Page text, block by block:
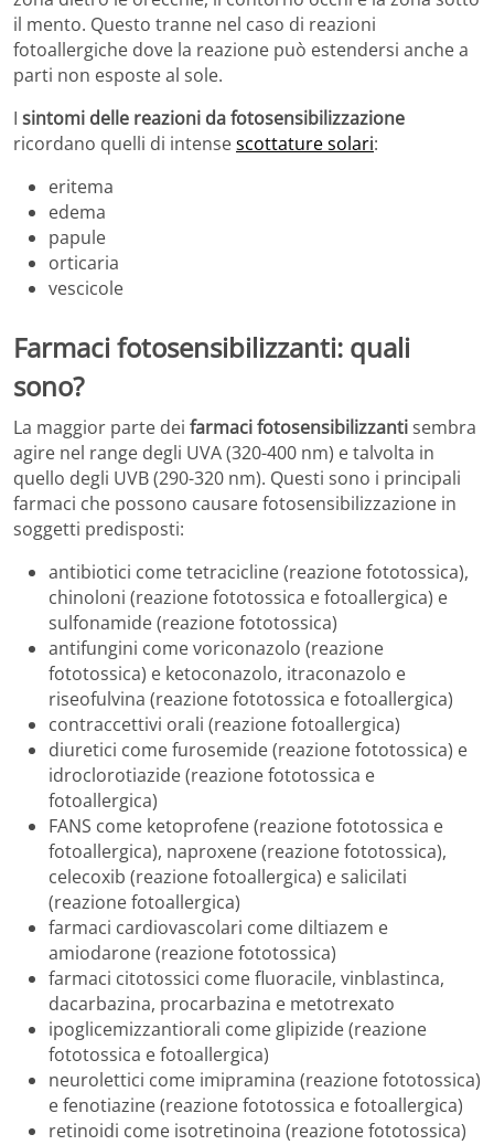
il mento. Questo tranne nel caso di reazioni
fotoallergiche dove la reazione può estendersi anche a
parti non esposte al sole.
I sintomi delle reazioni da fotosensibilizzazione
ricordano quelli di intensescottature solari:
eritema
edema
papule
orticaria
vescicole
Farmaci fotosensibilizzanti: quali
sono?
La maggior parte dei farmaci fotosensibilizzantisembra
agire nel range degli UVA (320-400 nm) e talvolta in
quello degli UVB (290-320 nm). Questi sono i principali
farmaci che possono causare fotosensibilizzazione in
soggetti predisposti:
antibiotici come tetracicline (reazione fototossica),
chinoloni (reazione fototossica e fotoallergica) e
sulfonamide (reazione fototossica)
antifungini come voriconazolo (reazione
fototossica) e ketoconazolo, itraconazolo e
riseofulvina (reazione fototossica e fotoallergica)
contraccettivi orali (reazione fotoallergica)
diuretici come furosemide (reazione fototossica) e
idroclorotiazide (reazione fototossica e
fotoallergica)
FANS come ketoprofene (reazione fototossica e
fotoallergica), naproxene (reazione fototossica),
celecoxib (reazione fotoallergica) e salicilati
(reazione fotoallergica)
farmaci cardiovascolari come diltiazem e
amiodarone (reazione fototossica)
farmaci citotossici come fluoracile, vinblastinca,
dacarbazina, procarbazina e metotrexato
ipoglicemizzantiorali come glipizide (reazione
fototossica e fotoallergica)
neurolettici come imipramina (reazione fototossica)
e fenotiazine (reazione fototossica e fotoallergica)
retinoidi come isotretinoina (reazione fototossica)